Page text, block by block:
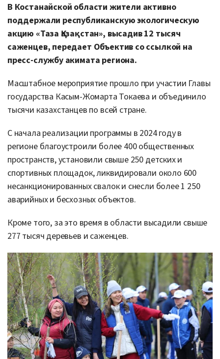
В Костанайской области жители активно
поддержали республиканскую экологическую
акцию «Таза Қазақстан», высадив 12 тысяч
саженцев, передает Объектив со ссылкой на
пресс-службу акимата региона.
Масштабное мероприятие прошло при участии Главы
государства Касым-Жомарта Токаева и объединило
тысячи казахстанцев по всей стране.
С начала реализации программы в 2024 году в
регионе благоустроили более 400 общественных
пространств, установили свыше 250 детских и
спортивных площадок, ликвидировали около 600
несанкционированных свалок и снесли более 1 250
аварийных и бесхозных объектов.
Кроме того, за это время в области высадили свыше
277 тысяч деревьев и саженцев.